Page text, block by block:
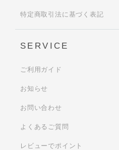
特定商取引法に基づく表記
SERVICE
ご利用ガイド
お知らせ
お問い合わせ
よくあるご質問
レビューでポイント